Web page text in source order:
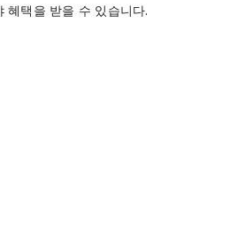
택을 받을 수 있습니다.